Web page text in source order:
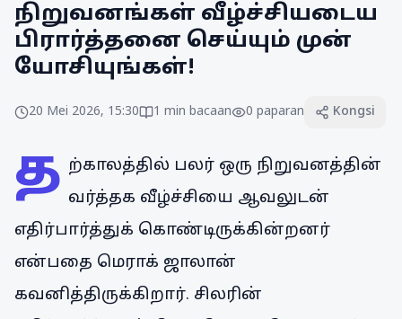
நிறுவனங்கள் வீழ்ச்சியடைய
பிரார்த்தனை செய்யும் முன்
யோசியுங்கள்!
20 Mei 2026, 15:30 1 min bacaan 0 paparan Kongsi
த ற்காலத்தில் பலர் ஒரு நிறுவனத்தின்
வர்த்தக வீழ்ச்சியை ஆவலுடன்
எதிர்பார்த்துக் கொண்டிருக்கின்றனர்
என்பதை மெராக் ஜாலான்
கவனித்திருக்கிறார். சிலரின்